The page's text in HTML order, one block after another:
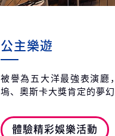
公主樂遊
被譽為五大洋最強表演廳
塢、奧斯卡大獎肯定的夢幻
體驗精彩娛樂活動